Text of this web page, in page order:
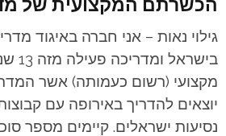
הכשרתם המקצועית של
גילוי נאות – אני חברה באיגוד
מקצועי (רשום כעמותה) אשר
יוצאים להדריך באירופה עם
נסיעות ישראלים. קיימים מספר